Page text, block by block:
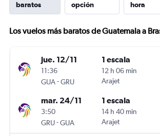
baratos
opción
hora
Los vuelos más baratos de Guatemala a
jue. 12/11
11:36
GUA-GRU
1 escala
12 h 06 min
Arajet
mar. 24/11
3:50
GRU-GUA
1 escala
14 h 40 min
Arajet